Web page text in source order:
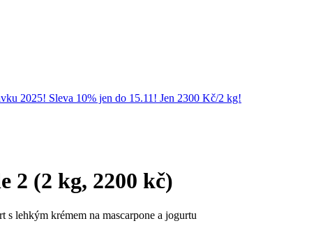
2025! Sleva 10% jen do 15.11! Jen 2300 Kč/2 kg!
2 (2 kg, 2200 kč)
lehkým krémem na mascarpone a jogurtu